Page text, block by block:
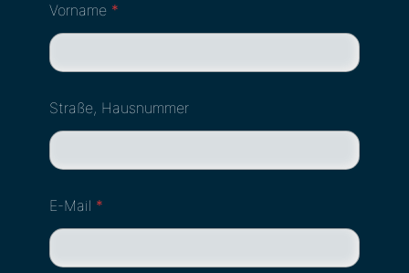
Vorname *
Straße, Hausnummer
E-Mail *